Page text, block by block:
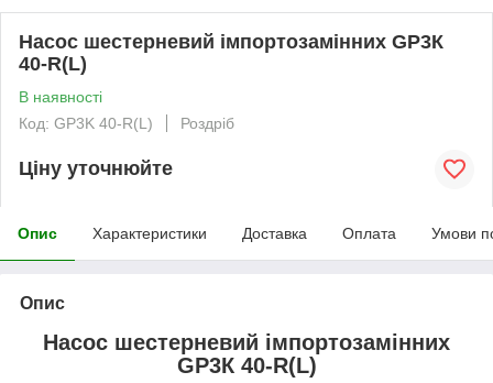
Насос шестерневий імпортозамінних GP3К
40-R(L)
В наявності
Код: GP3K 40-R(L)
Роздріб
Ціну уточнюйте
Опис Характеристики Доставка Оплата Умови
Опис
Насос шестерневий імпортозамінних
GP3К 40-R(L)